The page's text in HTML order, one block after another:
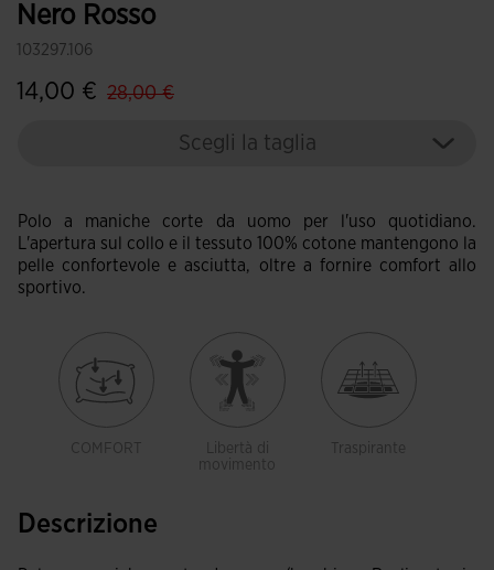
Nero Rosso
103297.106
14,00 € label.price.reduced.from
28,00 €
Scegli la taglia
Polo a maniche corte da uomo per l'uso quotidiano.
L'apertura sul collo e il tessuto 100% cotone mantengono la
pelle confortevole e asciutta, oltre a fornire comfort allo
sportivo.
COMFORT
Libertà di
movimento
Traspirante
Descrizione